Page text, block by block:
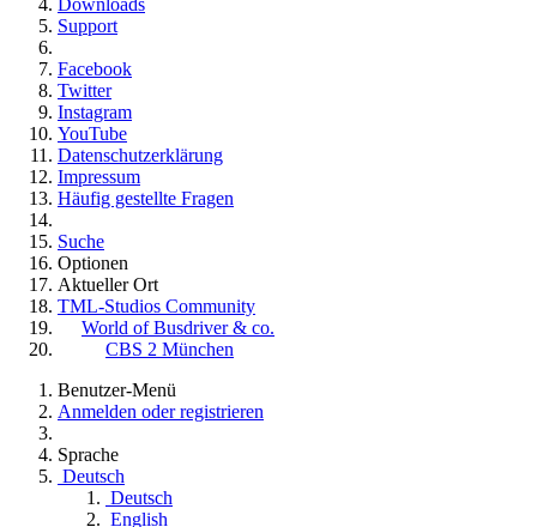
Downloads
Support
Facebook
Twitter
Instagram
YouTube
Datenschutzerklärung
Impressum
Häufig gestellte Fragen
Suche
Optionen
Aktueller Ort
TML-Studios Community
World of Busdriver & co.
CBS 2 München
Benutzer-Menü
Anmelden oder registrieren
Sprache
Deutsch
Deutsch
English